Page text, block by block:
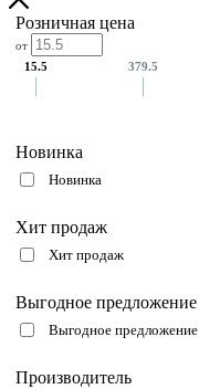
Розничная цена
от
15.5
379.5
Новинка
Новинка
Хит продаж
Хит продаж
Выгодное предложение
Выгодное предложение
Производитель